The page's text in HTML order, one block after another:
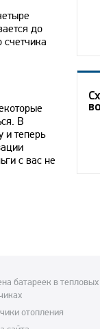
до
В
и теперь
с вас не
батареек в тепловых
отопления